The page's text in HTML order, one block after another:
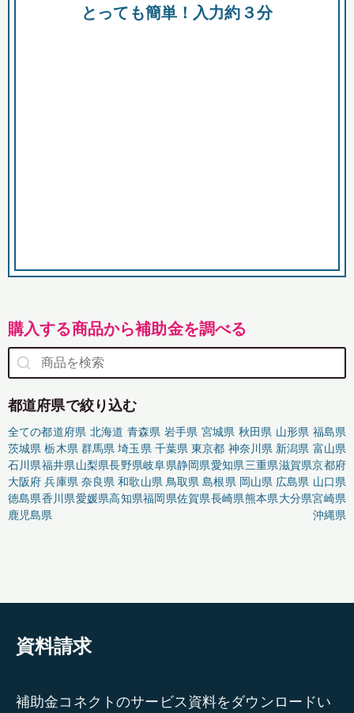
助成金 融資 出資
とっても簡単！入力約３分
購入する商品から補助金を調べる
都道府県で絞り込む
全ての都道府県 北海道 青森県 岩手県 宮城県 秋田県 山形県 福島県
茨城県 栃木県 群馬県 埼玉県 千葉県 東京都 神奈川県 新潟県 富山県
石川県福井県山梨県長野県岐阜県静岡県愛知県三重県滋賀県京都府
大阪府 兵庫県 奈良県 和歌山県 鳥取県 島根県 岡山県 広島県 山口県
徳島県香川県愛媛県高知県福岡県佐賀県長崎県熊本県大分県宮崎県
鹿児島県
沖縄県
資料請求
補助金コネクトのサービス資料をダウンロードい